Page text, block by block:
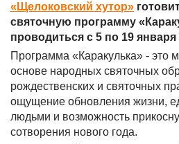
«Щелоковский хутор»
святочную программу
проводиться с 5 по 19 января
Программа «Каракулька» - это
основе народных святочных
рождественских и святочных
ощущение обновления жизни,
людьми и возможность
сотворения нового года.